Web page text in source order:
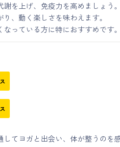
を上げ、免疫力を高めましょう
、動く楽しさを味わえます。
っている方に特におすすめです
してヨガと出会い、体が整うのを